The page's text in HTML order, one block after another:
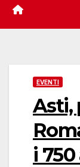
EVENTI
Asti,
i